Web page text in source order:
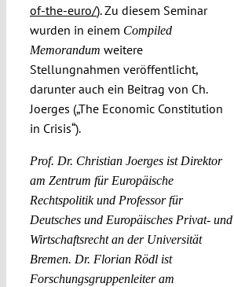
of-the-euro/). Zu diesem Seminar
wurden in einem Compiled
Memorandum weitere
Stellungnahmen veröffentlicht,
darunter auch ein Beitrag von Ch.
Joerges („The Economic Constitution
in Crisis“).
Prof. Dr. Christian Joerges ist Direktor
am Zentrum für Europäische
Rechtspolitik und Professor für
Deutsches und Europäisches Privat- und
Wirtschaftsrecht an der Universität
Bremen. Dr. Florian Rödl ist
Forschungsgruppenleiter am